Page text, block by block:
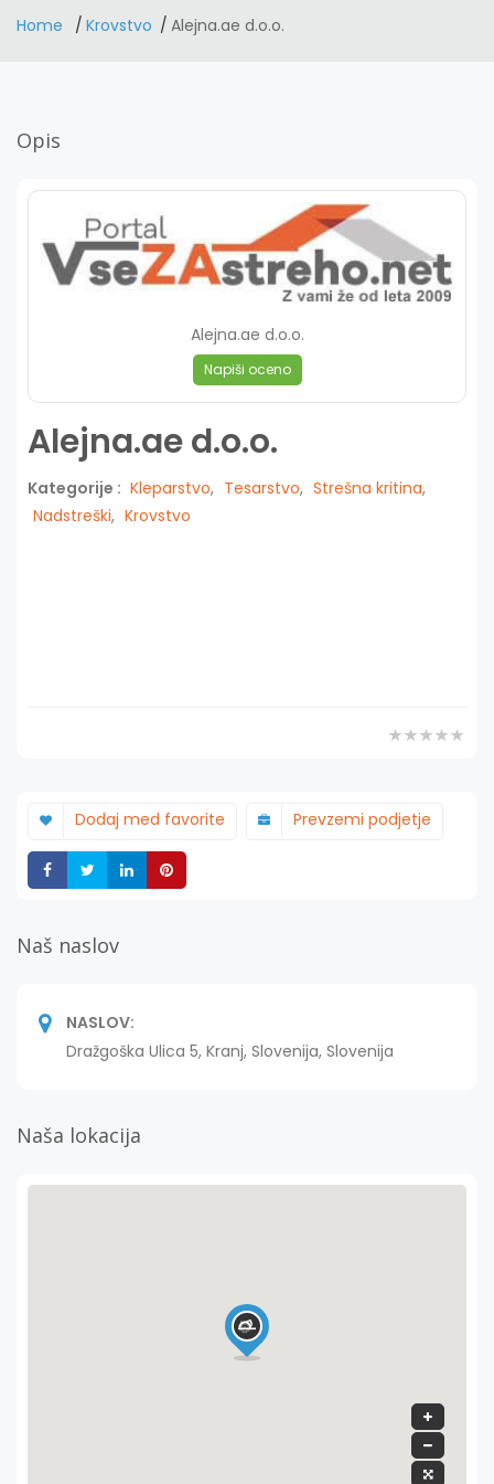
Home Krovstvo Alejna.ae d.o.o.
Opis
Alejna.ae d.o.o.
Napiši oceno
Alejna.ae d.o.o.
Kategorije : Kleparstvo, Tesarstvo, Strešna kritina,
Nadstreški, Krovstvo
Dodaj med favorite Prevzemi podjetje
Deli Deli Deli
Naš naslov
NASLOV:
Dražgoška Ulica 5, Kranj, Slovenija, Slovenija
Naša lokacija